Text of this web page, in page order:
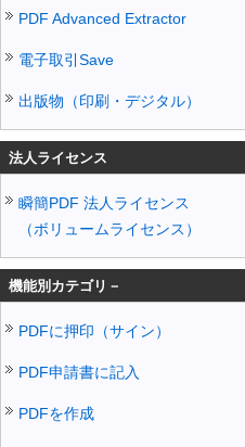
PDF Advanced Extractor
電子取引Save
出版物（印刷・デジタル）
法人ライセンス
瞬簡PDF 法人ライセンス
（ボリュームライセンス）
機能別カテゴリ－
PDFに押印（サイン）
PDF申請書に記入
PDFを作成